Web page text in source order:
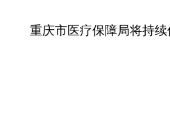
重庆市医疗保障局将持续保